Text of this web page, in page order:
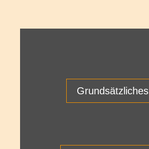
Grund­sätz­li­ches